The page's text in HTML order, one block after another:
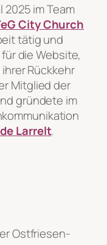
2025 imTeam
City Church
tätig und
die Website,
Rückkehr
Mitglied der
gründete im
Larrelt.
Ostfriesen-